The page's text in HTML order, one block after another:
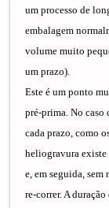
um processo de
embalagem
volume muito
um prazo).
Este é um ponto
pré-prima. No caso
cada prazo, como
heliogravura existe
e, em seguida, sem
re-correr. A